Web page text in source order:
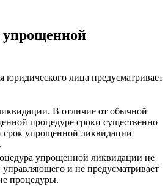
лица предусматривает
В отличие от обычной
процедуре сроки существенно
упрощенной ликвидации
упрощенной ликвидации не
управляющего и не предусматривает
процедуры.